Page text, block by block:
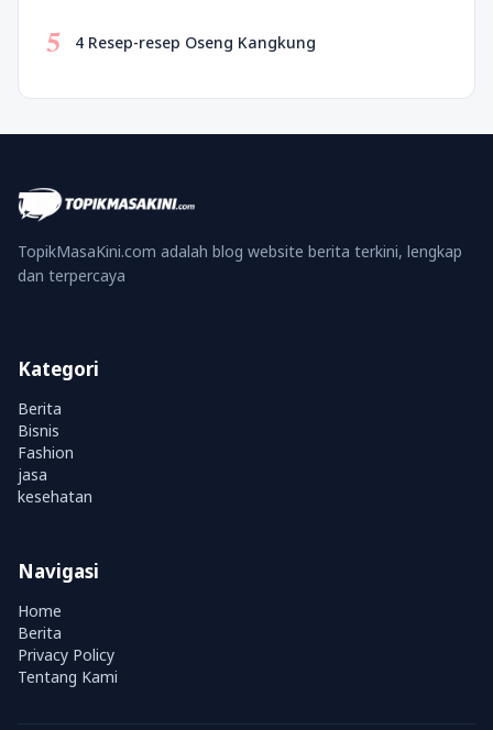
5 4 Resep-resep Oseng Kangkung
TopikMasaKini.com adalah blog website berita terkini, lengkap
dan terpercaya
Kategori
Berita
Bisnis
Fashion
jasa
kesehatan
Navigasi
Home
Berita
Privacy Policy
Tentang Kami